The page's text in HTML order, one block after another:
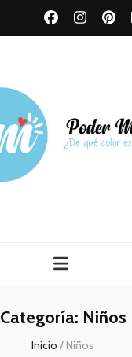
Categoría: Niños
Inicio / Niños